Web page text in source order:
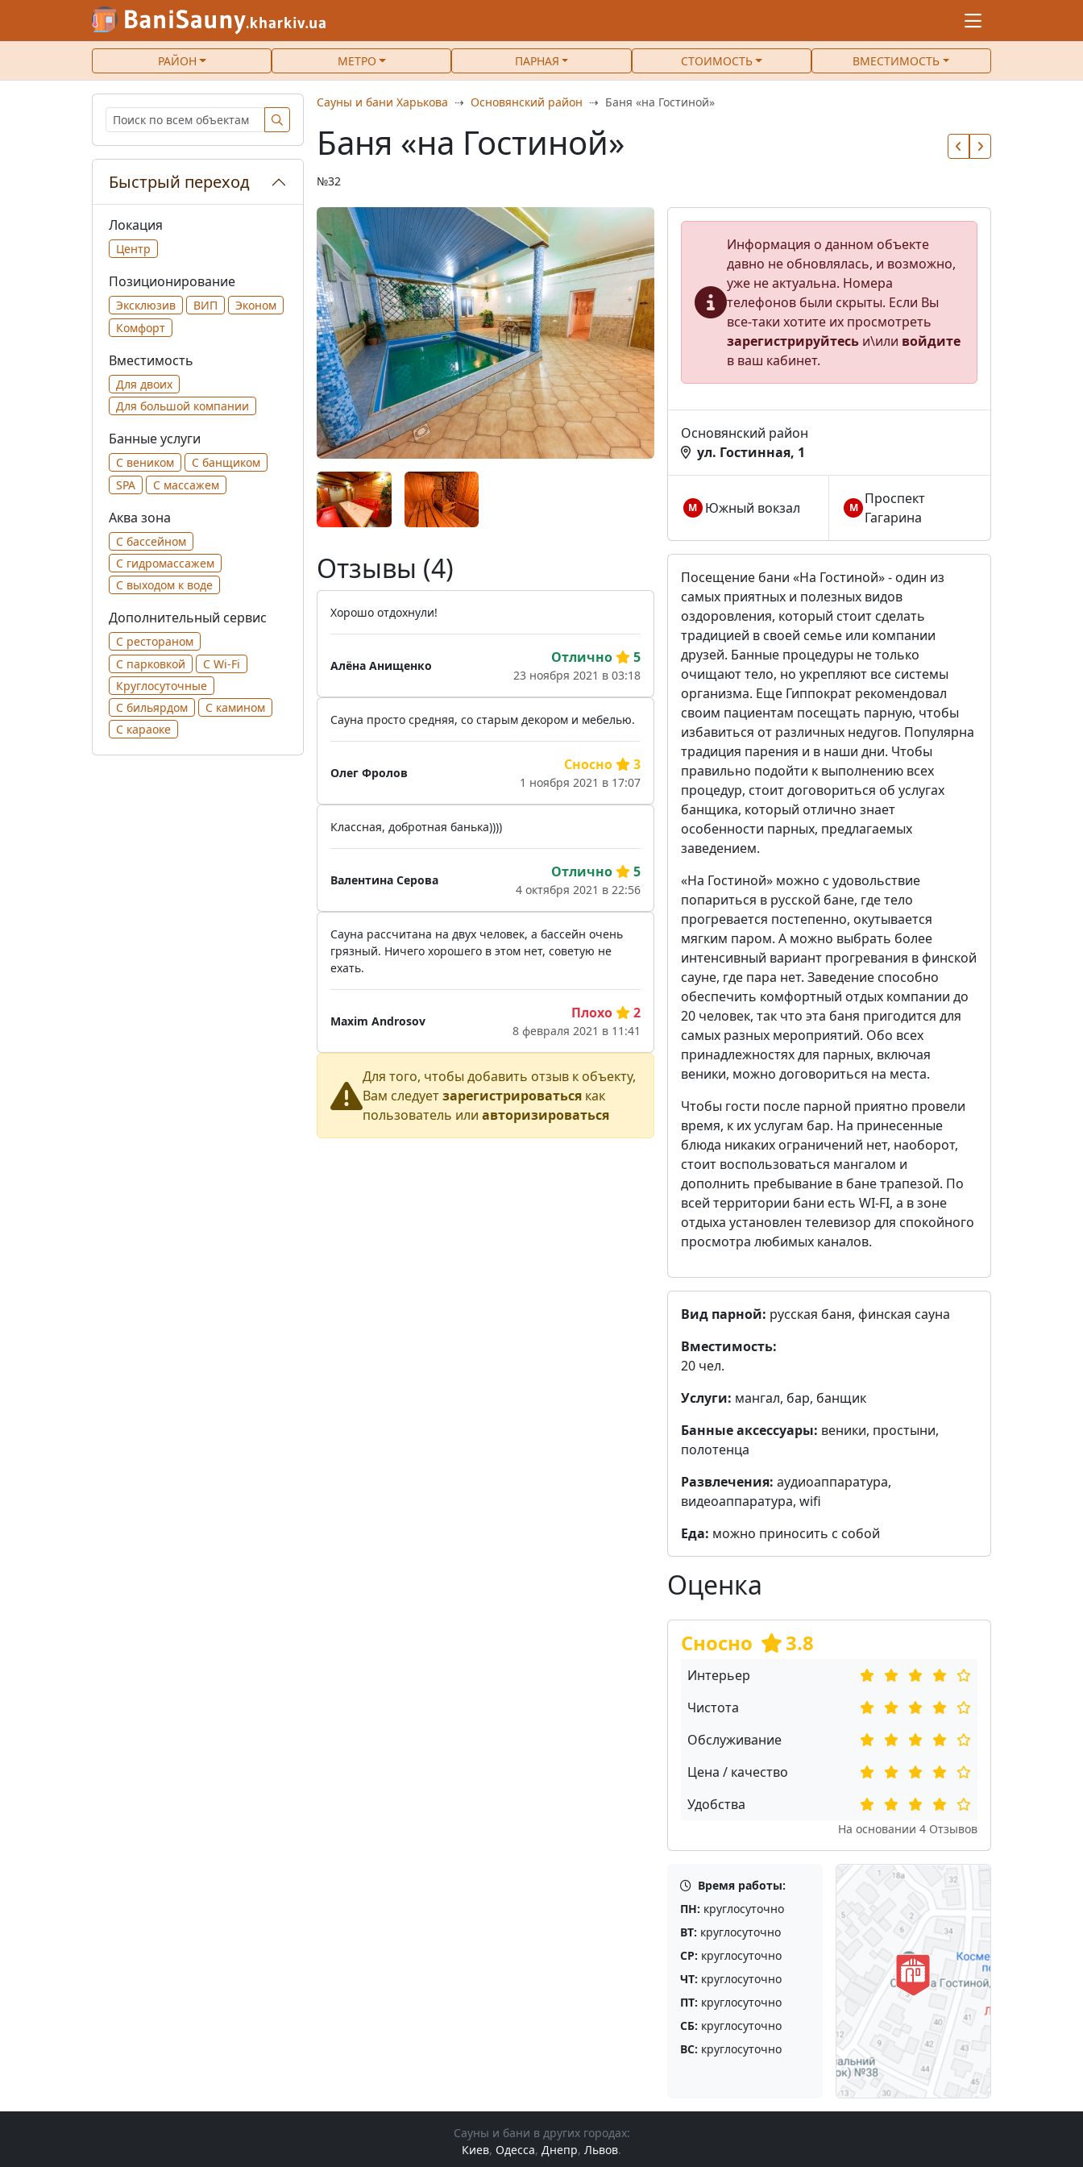
РАЙОН МЕТРО ПАРНАЯ СТОИМОСТЬ ВМЕСТИМОСТЬ
Сауны и бани Харькова Основянский район Баня «на Гостиной»
Баня «на Гостиной»
№32
Информация о данном объекте
давно не обновлялась, и возможно,
уже не актуальна. Номера
телефонов были скрыты. Если Вы
все-таки хотите их просмотреть
зарегистрируйтесьи\или войдите
в ваш кабинет.
Основянский район
ул. Гостинная, 1
М Южный вокзал М
Проспект
Гагарина
Посещение бани «На Гостиной» - один из
самых приятных и полезных видов
оздоровления, который стоит сделать
традицией в своей семье или компании
друзей. Банные процедуры не только
очищают тело, но укрепляют все системы
организма. Еще Гиппократ рекомендовал
своим пациентам посещать парную, чтобы
избавиться от различных недугов. Популярна
традиция парения и в наши дни. Чтобы
правильно подойти к выполнению всех
процедур, стоит договориться об услугах
банщика, который отлично знает
особенности парных, предлагаемых
заведением.
«На Гостиной» можно с удовольствие
попариться в русской бане, где тело
прогревается постепенно, окутывается
мягким паром. А можно выбрать более
интенсивный вариант прогревания в финской
сауне, где пара нет. Заведение способно
обеспечить комфортный отдых компании до
20 человек, так что эта баня пригодится для
самых разных мероприятий. Обо всех
принадлежностях для парных, включая
веники, можно договориться на места.
Чтобы гости после парной приятно провели
время, к их услугам бар. На принесенные
блюда никаких ограничений нет, наоборот,
стоит воспользоваться мангалом и
дополнить пребывание в бане трапезой. По
всей территории бани есть WI-FI, а в зоне
отдыха установлен телевизор для спокойного
просмотра любимых каналов.
Вид парной: русская баня, финская сауна
Вместимость:
20 чел.
Услуги: мангал, бар, банщик
Банные аксессуары: веники, простыни,
полотенца
Развлечения: аудиоаппаратура,
видеоаппаратура, wifi
Еда: можно приносить с собой
Оценка
Сносно 3.8
Интерьер
Чистота
Обслуживание
Цена / качество
Удобства
На основании 4 Отзывов
Время работы:
ПН: круглосуточно
ВТ: круглосуточно
СР: круглосуточно
ЧТ: круглосуточно
ПТ: круглосуточно
СБ: круглосуточно
ВС: круглосуточно
Отзывы (4)
Хорошо отдохнули!
Алёна Анищенко Отлично 5
23 ноября 2021 в 03:18
Сауна просто средняя, со старым декором и мебелью.
Олег Фролов Сносно 3
1 ноября 2021 в 17:07
Классная, добротная банька))))
Валентина Серова Отлично 5
4 октября 2021 в 22:56
Сауна рассчитана на двух человек, а бассейн очень
грязный. Ничего хорошего в этом нет, советую не
ехать.
Maxim Androsov Плохо 2
8 февраля 2021 в 11:41
Для того, чтобы добавить отзыв к объекту,
Вам следуетзарегистрироваться как
пользователь или авторизироваться
Быстрый переход
Локация
Центр
Позиционирование
Эксклюзив ВИП
Эконом
Комфорт
Вместимость
Для двоих
Для большой компании
Банные услуги
С веником
С банщиком
SPA
С массажем
Аква зона
С бассейном
С гидромассажем
С выходом к воде
Дополнительный сервис
С рестораном
С парковкой
С Wi-Fi
Круглосуточные
С бильярдом
С камином
С караоке
Сауны и бани в других городах:
Киев, Одесса, Днепр, Львов.